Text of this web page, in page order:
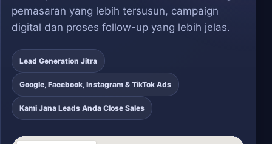
pemasaran yang lebih tersusun, campaign
digital dan proses follow-up yang lebih jelas.
Lead Generation Jitra
Google, Facebook, Instagram & TikTok Ads
Kami Jana Leads Anda Close Sales